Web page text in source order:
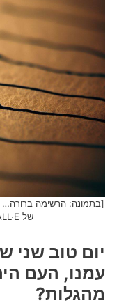
[בתמונה: הרשימה
של DALL·E ב- Microsoft Bing]
יום טוב שני
עמנו, העם
מהגלות?